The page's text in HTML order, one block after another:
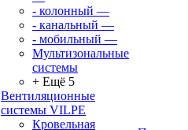
- колонный —
- канальный —
- мобильный —
Мультизональные
системы
+ Ещё 5
Вентиляционные
системы VILPE
Кровельная